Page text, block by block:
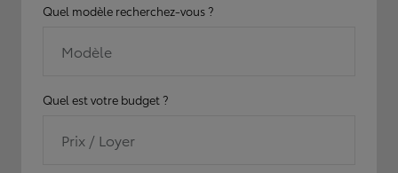
Quel modèle recherchez-vous ?
Modèle
Quel est votre budget ?
Prix / Loyer